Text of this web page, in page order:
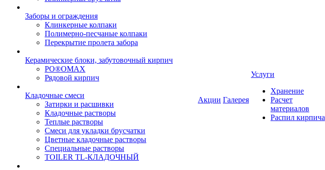
Заборы и ограждения
Клинкерные колпаки
Полимерно-песчаные колпаки
Перекрытие пролета забора
Керамические блоки, забутовочный кирпич
PO®OMAX
Рядовой кирпич
Кладочные смеси
Затирки и расшивки
Кладочные растворы
Теплые растворы
Смеси для укладки брусчатки
Цветные кладочные растворы
Специальные растворы
TOILER TL-КЛАДОЧНЫЙ
Акции Галерея
Услуги
Хранение
Расчет
материалов
Распил кирпича